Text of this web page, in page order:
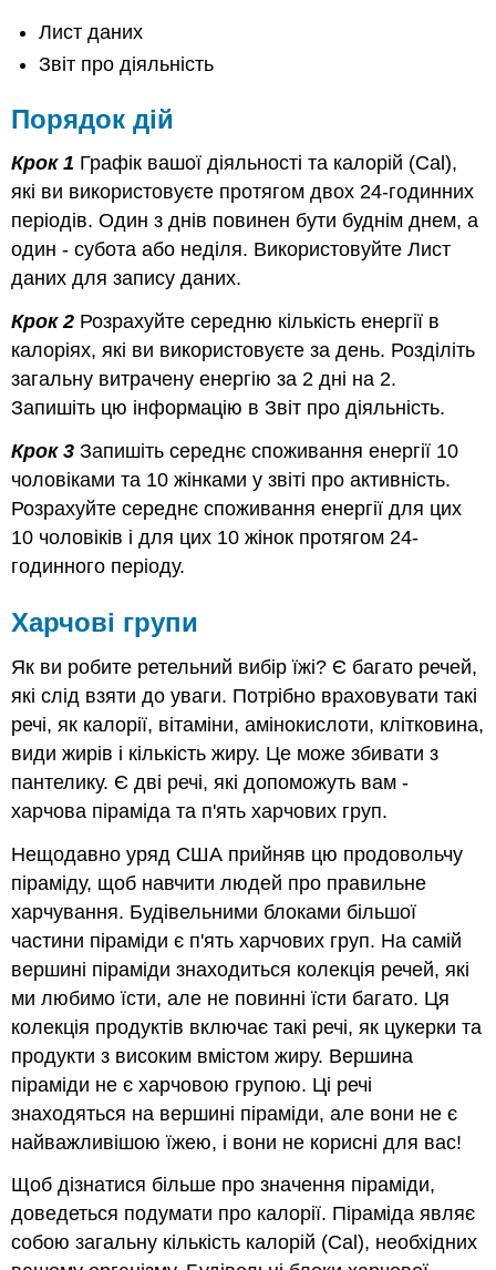
Лист даних
Звіт про діяльність
Порядок дій
Крок 1 Графік вашої діяльності та калорій (Cal),
які ви використовуєте протягом двох 24-годинних
періодів. Один з днів повинен бути буднім днем, а
один - субота або неділя. Використовуйте Лист
даних для запису даних.
Крок 2 Розрахуйте середню кількість енергії в
калоріях, які ви використовуєте за день. Розділіть
загальну витрачену енергію за 2 дні на 2.
Запишіть цю інформацію в Звіт про діяльність.
Крок 3 Запишіть середнє споживання енергії 10
чоловіками та 10 жінками у звіті про активність.
Розрахуйте середнє споживання енергії для цих
10 чоловіків і для цих 10 жінок протягом 24-
годинного періоду.
Харчові групи
Як ви робите ретельний вибір їжі? Є багато речей,
які слід взяти до уваги. Потрібно враховувати такі
речі, як калорії, вітаміни, амінокислоти, клітковина,
види жирів і кількість жиру. Це може збивати з
пантелику. Є дві речі, які допоможуть вам -
харчова піраміда та п'ять харчових груп.
Нещодавно уряд США прийняв цю продовольчу
піраміду, щоб навчити людей про правильне
харчування. Будівельними блоками більшої
частини піраміди є п'ять харчових груп. На самій
вершині піраміди знаходиться колекція речей, які
ми любимо їсти, але не повинні їсти багато. Ця
колекція продуктів включає такі речі, як цукерки та
продукти з високим вмістом жиру. Вершина
піраміди не є харчовою групою. Ці речі
знаходяться на вершині піраміди, але вони не є
найважливішою їжею, і вони не корисні для вас!
Щоб дізнатися більше про значення піраміди,
доведеться подумати про калорії. Піраміда являє
собою загальну кількість калорій (Cal), необхідних